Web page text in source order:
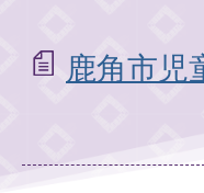
鹿角市児